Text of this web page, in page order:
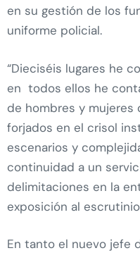
en su gestión de los
uniforme policial.
“Dieciséis lugares he
en todos ellos he
de hombres y mujeres
forjados en el crisol
escenarios y
continuidad a un
delimitaciones en la
exposición al
En tanto el nuevo jefe